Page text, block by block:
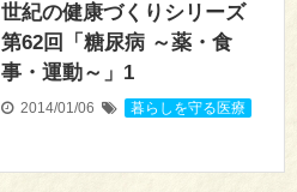
世紀の健康づくりシリーズ
第62回「糖尿病 ～薬・食
事・運動～」1
2014/01/06 暮らしを守る医療